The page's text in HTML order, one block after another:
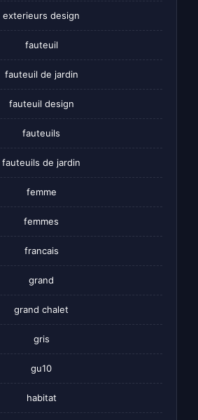
exterieurs design
fauteuil
fauteuil de jardin
fauteuil design
fauteuils
fauteuils de jardin
femme
femmes
francais
grand
grand chalet
gris
gu10
habitat